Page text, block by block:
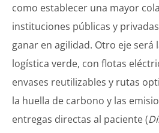
como establecer una mayor
instituciones públicas y
ganar en agilidad. Otro eje será
logística verde, con flotas
envases reutilizables y rutas
la huella de carbono y las
entregas directas al paciente (